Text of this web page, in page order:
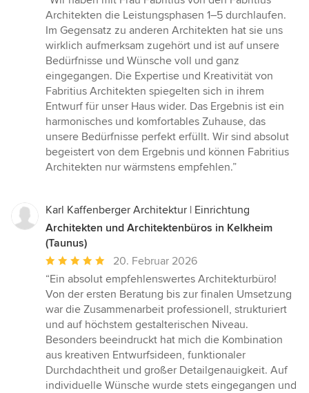
5
von
5
Sternen
Architekten die Leistungsphasen 1–5 durchlaufen.
Im Gegensatz zu anderen Architekten hat sie uns
wirklich aufmerksam zugehört und ist auf unsere
Bedürfnisse und Wünsche voll und ganz
eingegangen. Die Expertise und Kreativität von
Fabritius Architekten spiegelten sich in ihrem
Entwurf für unser Haus wider. Das Ergebnis ist ein
harmonisches und komfortables Zuhause, das
unsere Bedürfnisse perfekt erfüllt. Wir sind absolut
begeistert von dem Ergebnis und können Fabritius
Architekten nur wärmstens empfehlen.”
Karl Kaffenberger Architektur | Einrichtung
Architekten und Architektenbüros in Kelkheim
(Taunus)
Durchschnittliche
Bewertung:
5
von
5
Sternen
20. Februar 2026
“Ein absolut empfehlenswertes Architekturbüro!
Von der ersten Beratung bis zur finalen Umsetzung
war die Zusammenarbeit professionell, strukturiert
und auf höchstem gestalterischen Niveau.
Besonders beeindruckt hat mich die Kombination
aus kreativen Entwurfsideen, funktionaler
Durchdachtheit und großer Detailgenauigkeit. Auf
individuelle Wünsche wurde stets eingegangen und